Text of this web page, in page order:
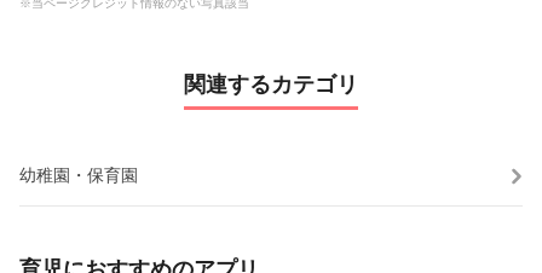
関連するカテゴリ
幼稚園・保育園